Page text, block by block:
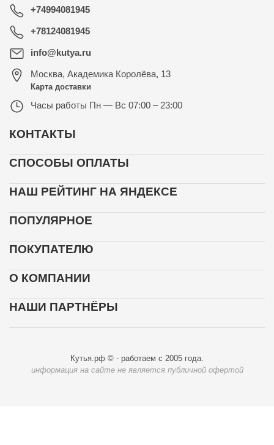
+74994081945
+78124081945
info@kutya.ru
Москва, Академика Королёва, 13
Карта доставки
Часы работы Пн — Вс 07:00 – 23:00
КОНТАКТЫ
СПОСОБЫ ОПЛАТЫ
НАШ РЕЙТИНГ НА ЯНДЕКСЕ
ПОПУЛЯРНОЕ
ПОКУПАТЕЛЮ
О КОМПАНИИ
НАШИ ПАРТНЁРЫ
Кутья.рф © - работаем с 2005 года.
информация на сайте не является публичной офертой